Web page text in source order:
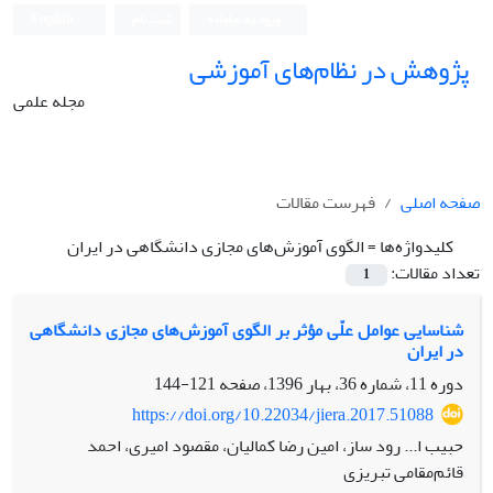
پژوهش در نظام‌های آموزشی
مجله علمی
صفحه اصلی
فهرست مقالات
کلیدواژه‌ها =الگوی آموزش‌های مجازی دانشگاهی در ایران
تعداد مقالات:
1
شناسایی عوامل علّی مؤثر بر الگوی آموزش‌های مجازی دانشگاهی
در ایران
دوره 11، شماره 36، بهار 1396، صفحه
121-144
https://doi.org/10.22034/jiera.2017.51088
حبیب ا... رود ساز، امین رضا کمالیان، مقصود امیری، احمد
قائم‌مقامی تبریزی